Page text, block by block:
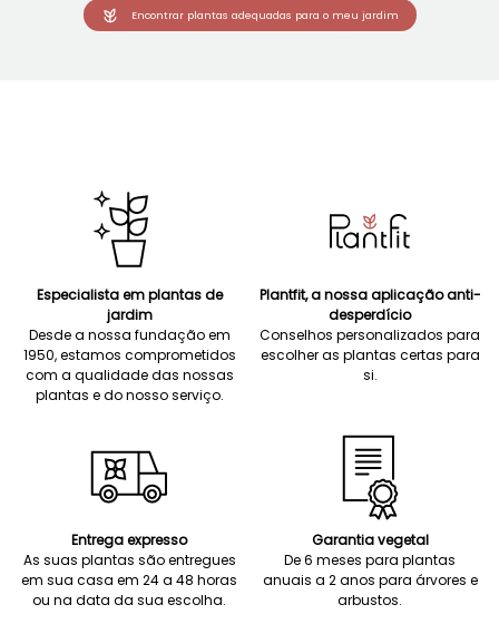
Encontrar plantas adequadas para o meu jardim
Especialista em plantas de
jardim
Desde a nossa fundação em
1950, estamos comprometidos
com a qualidade das nossas
plantas e do nosso serviço.
Plantfit, a nossa aplicação anti-
desperdício
Conselhos personalizados para
escolher as plantas certas para
si.
Entrega expresso
As suas plantas são entregues
em sua casa em 24 a 48 horas
ou na data da sua escolha.
Garantia vegetal
De 6 meses para plantas
anuais a 2 anos para árvores e
arbustos.